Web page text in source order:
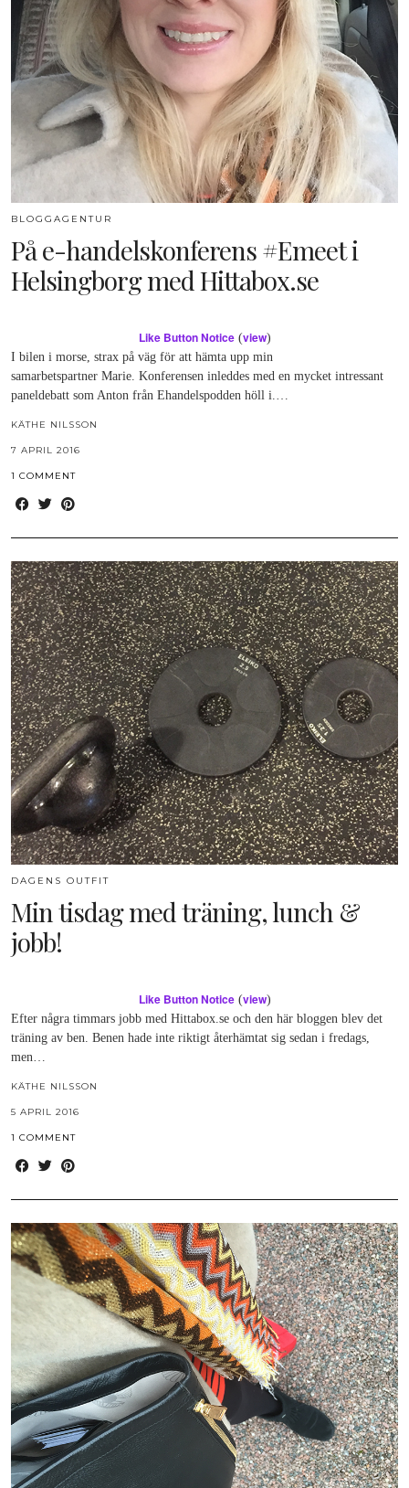
BLOGGAGENTUR
På e-handelskonferens #Emeet i
Helsingborg med Hittabox.se
Like Button Notice(view)
I bilen i morse, strax på väg för att hämta upp min
samarbetspartner Marie. Konferensen inleddes med en mycket intressant
paneldebatt som Anton från Ehandelspodden höll i.…
KÄTHE NILSSON
7 APRIL 2016
1 COMMENT
DAGENS OUTFIT
Min tisdag med träning, lunch &
jobb!
Like Button Notice(view)
Efter några timmars jobb med Hittabox.se och den här bloggen blev det
träning av ben. Benen hade inte riktigt återhämtat sig sedan i fredags,
men…
KÄTHE NILSSON
5 APRIL 2016
1 COMMENT